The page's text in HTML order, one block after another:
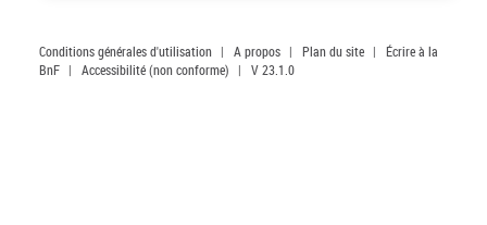
Conditions générales d'utilisation | A propos | Plan du site |
Écrire à la
BnF | Accessibilité (non conforme) | V 23.1.0